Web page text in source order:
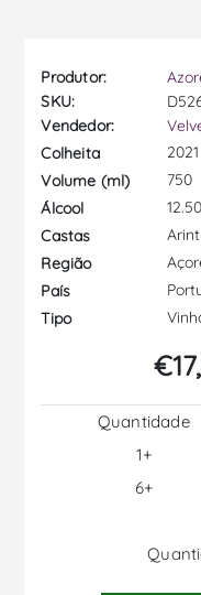
Produtor:
SKU:
Vendedor:
Colheita
2021
Volume (ml)
750
Álcool
12.50
Castas
Região
País
Tipo
Quantidade
1+
6+